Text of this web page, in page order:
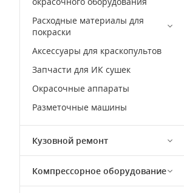
Расходные материалы для
покраски
Аксессуары для краскопультов
Запчасти для ИК сушек
Окрасочные аппараты
Разметочные машины
Кузовной ремонт
Компрессорное оборудование